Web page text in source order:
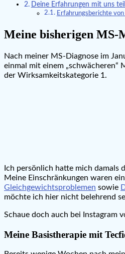
Deine Erfahrungen mit uns
Erfahrungsberichte
Meine bisherigen MS-
Nach meiner MS-Diagnose im
einmal mit einem
der Wirksamkeitskategorie 1.
Ich persönlich hatte mich
Meine Einschränkungen waren
Gleichgewichtsproblemen sowie
möchte ich hier nicht belehrend
Schaue doch auch bei Instagram
Meine Basistherapie mit